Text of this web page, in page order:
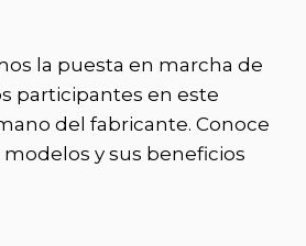
la puesta en marcha de
participantes en este
del fabricante. Conoce
y sus beneficios